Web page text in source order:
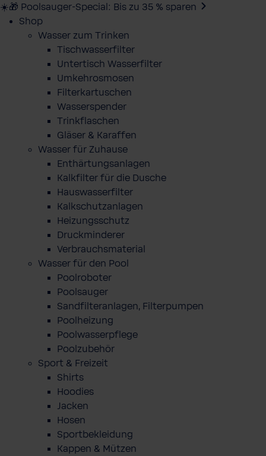
☀️🎁 Poolsauger-Special: Bis zu 35 % sparen
Shop
Wasser zum Trinken
Tischwasserfilter
Untertisch Wasserfilter
Umkehrosmosen
Filterkartuschen
Wasserspender
Trinkflaschen
Gläser & Karaffen
Wasser für Zuhause
Enthärtungsanlagen
Kalkfilter für die Dusche
Hauswasserfilter
Kalkschutzanlagen
Heizungsschutz
Druckminderer
Verbrauchsmaterial
Wasser für den Pool
Poolroboter
Poolsauger
Sandfilteranlagen, Filterpumpen
Poolheizung
Poolwasserpflege
Poolzubehör
Sport & Freizeit
Shirts
Hoodies
Jacken
Hosen
Sportbekleidung
Kappen & Mützen